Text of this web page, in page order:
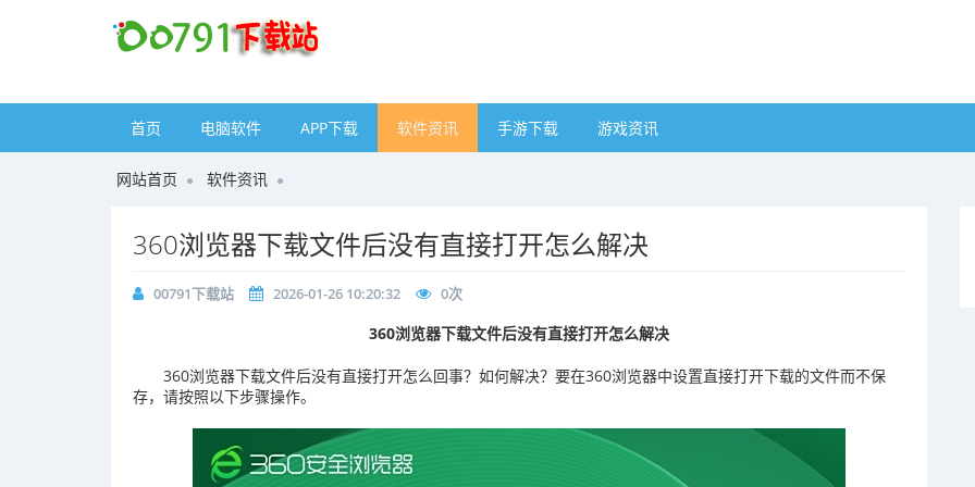
首页 电脑软件 APP下载 软件资讯 手游下载 游戏资讯
网站首页 软件资讯
360浏览器下载文件后没有直接打开怎么解决
00791下载站 2026-01-26 10:20:32 0次
360浏览器下载文件后没有直接打开怎么解决
360浏览器下载文件后没有直接打开怎么回事？如何解决？要在360浏览器中设置直接打开下载的文件而不保
存，请按照以下步骤操作。